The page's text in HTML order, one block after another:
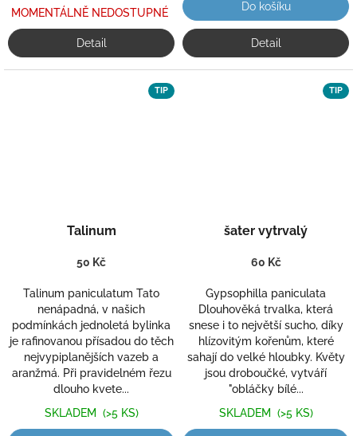
MOMENTÁLNĚ NEDOSTUPNÉ
Detail
Do košíku
Detail
TIP
Talinum
50 Kč
Talinum paniculatum Tato
nenápadná, v našich
podmínkách jednoletá bylinka
je rafinovanou přísadou do těch
nejvypiplanějších vazeb a
aranžmá. Při pravidelném řezu
dlouho kvete...
SKLADEM (>5 KS)
TIP
šater vytrvalý
60 Kč
Gypsophilla paniculata
Dlouhověká trvalka, která
snese i to největší sucho, díky
hlízovitým kořenům, které
sahají do velké hloubky. Květy
jsou droboučké, vytváří
"obláčky bílé...
SKLADEM (>5 KS)